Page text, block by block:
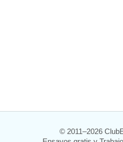
© 2011–2026